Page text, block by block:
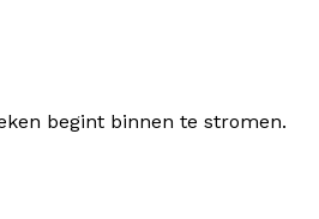
begint binnen te stromen.